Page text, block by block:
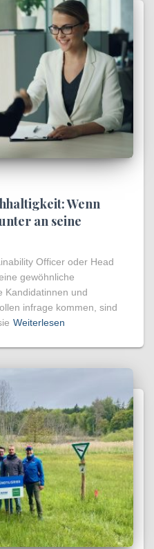
Wenn
an seine
Officer oder Head
gewöhnliche
Kandidatinnen und
infrage kommen, sind
Weiterlesen